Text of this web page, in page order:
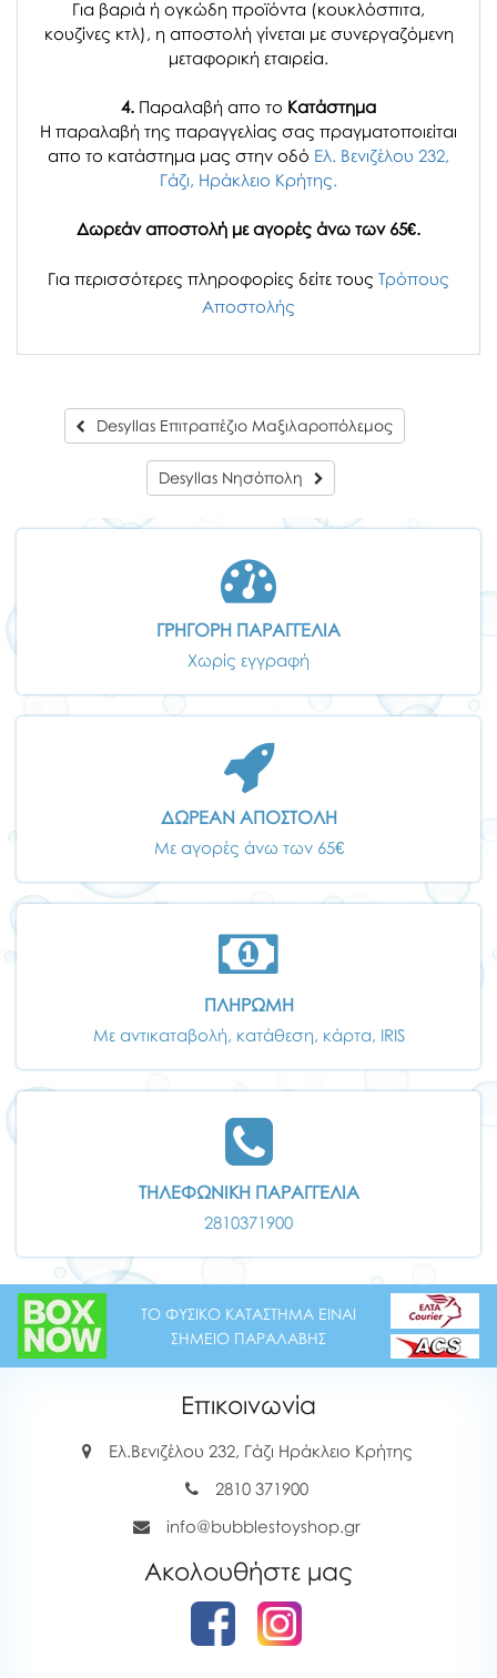
Για βαριά ή ογκώδη προϊόντα (κουκλόσπιτα,
κουζίνες κτλ), η αποστολή γίνεται με συνεργαζόμενη
μεταφορική εταιρεία.
4. Παραλαβή απο το Κατάστημα
H παραλαβή της παραγγελίας σας πραγματοποιείται
απο το κατάστημα μας στην οδό Ελ. Βενιζέλου 232,
Γάζι, Ηράκλειο Κρήτης.
Δωρεάν αποστολή με αγορές άνω των 65€.
Για περισσότερες πληροφορίες δείτε τους Τρόπους
Αποστολής
Desyllas Επιτραπέζιο Μαξιλαροπόλεμος
Desyllas Νησόπολη
ΓΡΗΓΟΡΗ ΠΑΡΑΓΓΕΛΙΑ
Χωρίς εγγραφή
ΔΩΡΕΑΝ ΑΠΟΣΤΟΛΗ
Με αγορές άνω των 65€
ΠΛΗΡΩΜΗ
Με αντικαταβολή, κατάθεση, κάρτα, IRIS
ΤΗΛΕΦΩΝΙΚΗ ΠΑΡΑΓΓΕΛΙΑ
2810371900
ΤΟ ΦΥΣΙΚΟ ΚΑΤΑΣΤΗΜΑ ΕΙΝΑΙ
ΣΗΜΕΙΟ ΠΑΡΑΛΑΒΗΣ
Επικοινωνία
Ελ.Βενιζέλου 232, Γάζι Ηράκλειο Κρήτης
2810 371900
info@bubblestoyshop.gr
Ακολουθήστε μας